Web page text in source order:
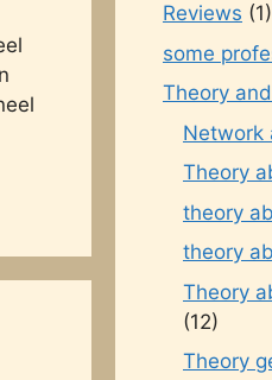
Reviews (1)
some
Theory
Network
Theory
theory
theory
Theory
(12)
Theory